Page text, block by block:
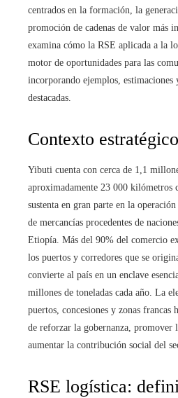
centrados en la formación, la
promoción de cadenas de valor más
examina cómo la RSE aplicada a la
motor de oportunidades para las
incorporando ejemplos, estimaciones
destacadas.
Contexto
Yibuti cuenta con cerca de 1,1
aproximadamente 23 000 kilómetros
sustenta en gran parte en la
de mercancías procedentes de
Etiopía. Más del 90% del comercio
los puertos y corredores que se
convierte al país en un enclave
millones de toneladas cada año. La
puertos, concesiones y zonas francas
de reforzar la gobernanza, promover
aumentar la contribución social del
RSE logística: